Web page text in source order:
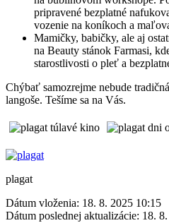
pripravené bezplatné
vozenie na koníkoch a
Mamičky, babičky, ale aj
na Beauty stánok Farmasi,
starostlivosti o pleť a
Chýbať samozrejme nebude
langoše. Tešíme sa na Vás.
plagat
Dátum vloženia: 18. 8. 2025 10:15
Dátum poslednej aktualizácie: 18.